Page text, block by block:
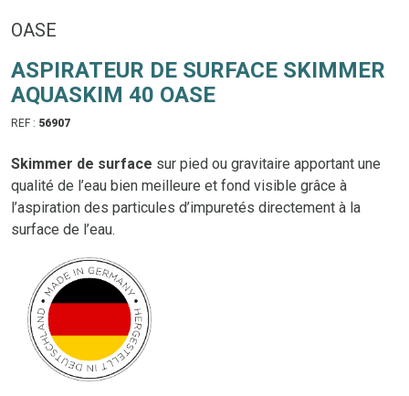
OASE
ASPIRATEUR DE SURFACE SKIMMER
AQUASKIM 40 OASE
REF : 56907
Skimmer de surface sur pied ou gravitaire apportant une
qualité de l’eau bien meilleure et fond visible grâce à
l’aspiration des particules d’impuretés directement à la
surface de l’eau.